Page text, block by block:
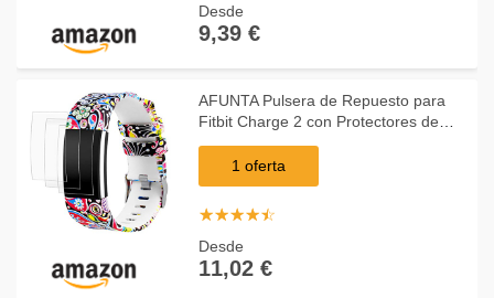
Desde
9,39 €
AFUNTA Pulsera de Repuesto para
Fitbit Charge 2 con Protectores de
Pantalla, Diseño de impresión Banda
Correa 6.5"- 9.0", con 3 Anti-Rayas
Películas d
1 oferta
☆☆☆☆☆
★★★★★
Desde
11,02 €